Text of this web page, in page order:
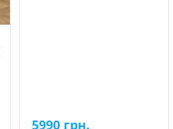
5990 грн.